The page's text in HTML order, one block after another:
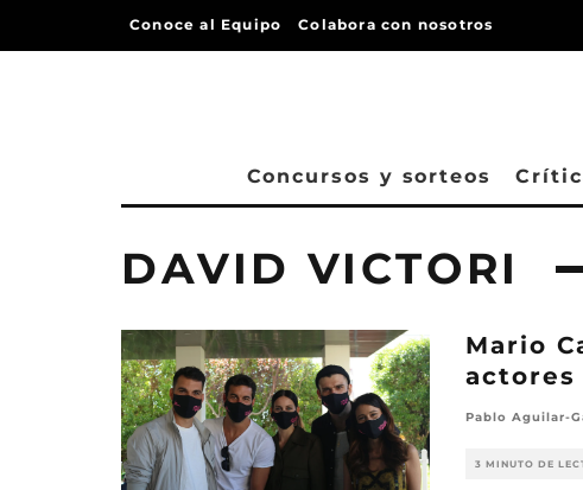
Conoce al Equipo Colabora con nosotros
Concursos y sorteos
DAVID VICTORI
Mario
actores
Pablo Aguilar-
3 MINUTO DE